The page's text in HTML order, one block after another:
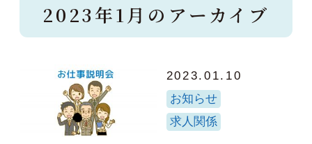
2023年1月のアーカイブ
2023.01.10
お知らせ
求人関係